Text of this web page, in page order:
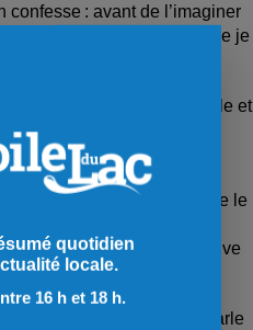
confesse : avant de l’imaginer
l’existence, je crois que je
compréhensible et
jamais nommée d’un
de le décrire ou de le
Dans ce contexte, cette
manière que ce qui arrive
ce qu’il fait. Quand il parle
quotidien
locale.
16 h et 18 h.